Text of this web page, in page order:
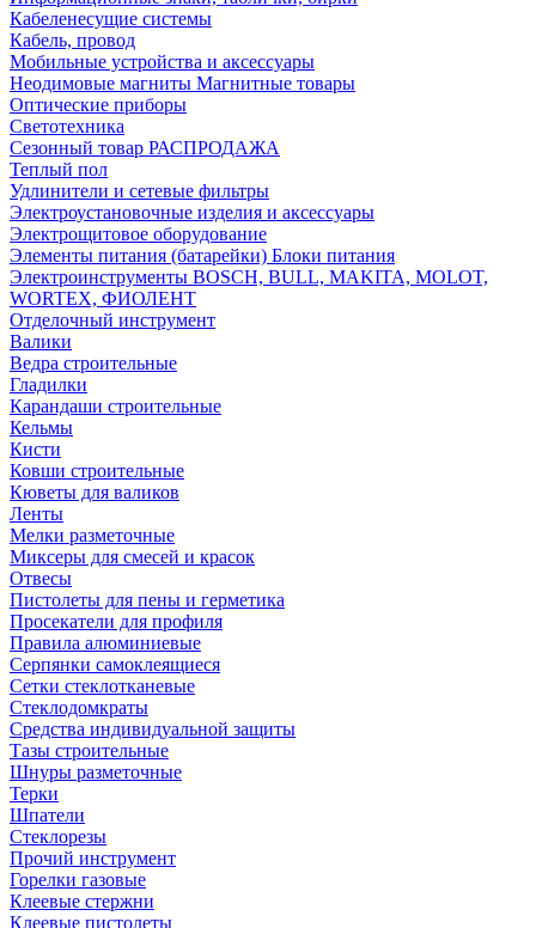
Кабеленесущие системы
Кабель, провод
Мобильные устройства и аксессуары
Неодимовые магниты Магнитные товары
Оптические приборы
Светотехника
Сезонный товар РАСПРОДАЖА
Теплый пол
Удлинители и сетевые фильтры
Электроустановочные изделия и аксессуары
Электрощитовое оборудование
Элементы питания (батарейки) Блоки питания
Электроинструменты BOSCH, BULL, MAKITA, MOLOT,
WORTEX, ФИОЛЕНТ
Отделочный инструмент
Валики
Ведра строительные
Гладилки
Карандаши строительные
Кельмы
Кисти
Ковши строительные
Кюветы для валиков
Ленты
Мелки разметочные
Миксеры для смесей и красок
Отвесы
Пистолеты для пены и герметика
Просекатели для профиля
Правила алюминиевые
Серпянки самоклеящиеся
Сетки стеклотканевые
Стеклодомкраты
Средства индивидуальной защиты
Тазы строительные
Шнуры разметочные
Терки
Шпатели
Стеклорезы
Прочий инструмент
Горелки газовые
Клеевые стержни
Клеевые пистолеты